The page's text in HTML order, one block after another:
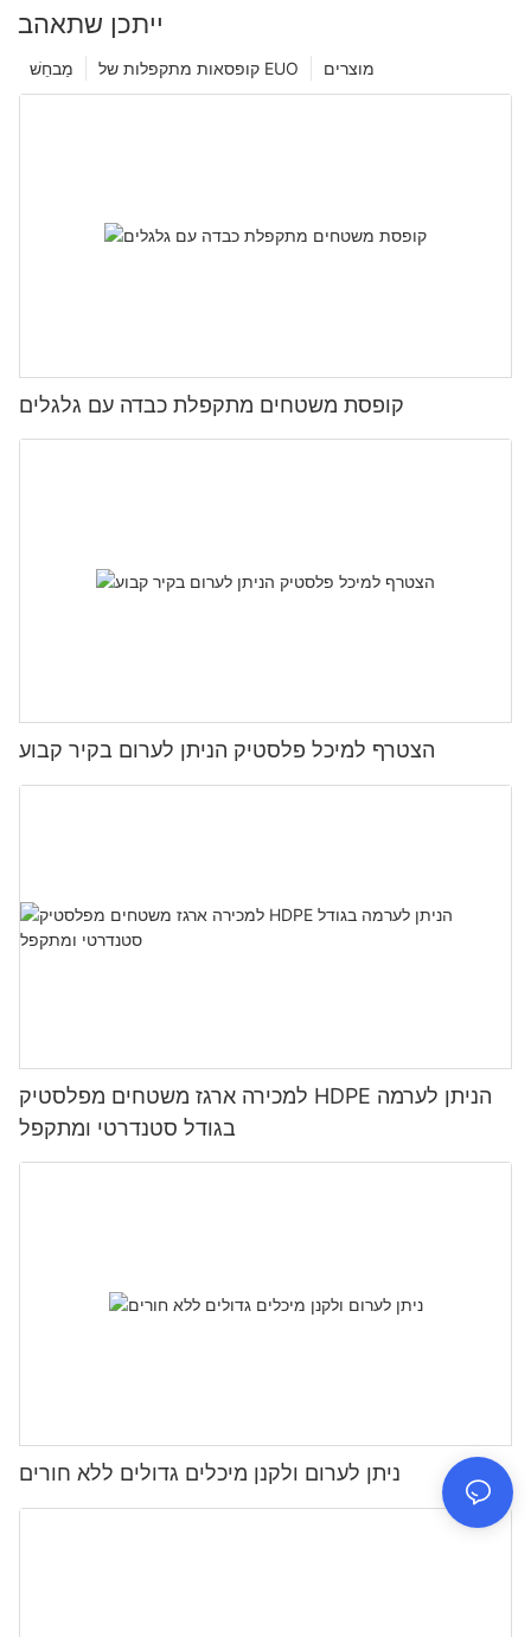
ייתכן שתאהב
מוצרים קופסאות מתקפלות של EUO מַבחֵשׁ
קופסת משטחים מתקפלת כבדה עם גלגלים
הצטרף למיכל פלסטיק הניתן לערום בקיר קבוע
למכירה ארגז משטחים מפלסטיק HDPE הניתן לערמה
בגודל סטנדרטי ומתקפל
ניתן לערום ולקנן מיכלים גדולים ללא חורים